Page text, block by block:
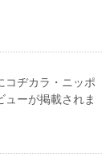
コヂカラ・ニッポ
ューが掲載されま